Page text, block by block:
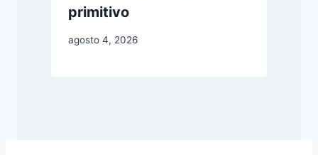
primitivo
agosto 4, 2026